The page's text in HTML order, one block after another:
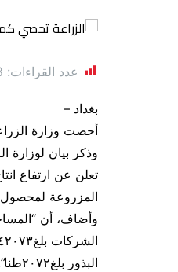
عدد القراءات:
بغداد –
أحصت وزارة
وذكر بيان لوزارة
تعلن عن ارتفاع
المزروعة لمحصول الحنطة
البذور بلغ٢٠٧٢طنا”.